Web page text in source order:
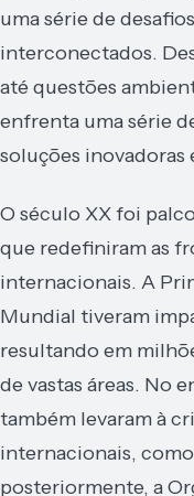
uma série de
interconectados.
até questões
enfrenta uma série
soluções inovadoras
O século XX foi
que redefiniram as
internacionais. A
Mundial tiveram
resultando em
de vastas áreas. No
também levaram à
internacionais, como
posteriormente, a